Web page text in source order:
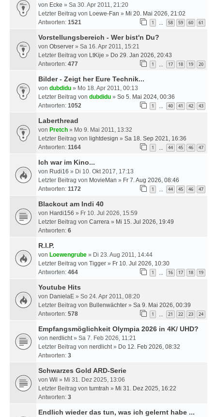
von Ecke » Sa 30. Apr 2011, 21:20
Letzter Beitrag von Loewe-Fan » Mi 20. Mai 2026, 21:02
Antworten: 1521 1 58 59 60 61
Vorstellungsbereich - Wer bist'n Du?
von Observer » Sa 16. Apr 2011, 15:21
Letzter Beitrag von LtKije » Do 29. Jan 2026, 20:43
Antworten: 477 1 17 18 19 20
Bilder - Zeigt her Eure Technik...
von dubdidu » Mo 18. Apr 2011, 00:13
Letzter Beitrag von dubdidu » So 5. Mai 2024, 00:36
Antworten: 1052 1 40 41 42 43
Laberthread
von Pretch » Mo 9. Mai 2011, 13:32
Letzter Beitrag von lightdesign » Sa 18. Sep 2021, 16:36
Antworten: 1164 1 44 45 46 47
Ich war im Kino...
von Rudi16 » Di 10. Okt 2017, 17:13
Letzter Beitrag von MovieMan » Fr 7. Aug 2026, 08:46
Antworten: 1172 1 44 45 46 47
Blackout am Indi 40
von Hardi156 » Fr 10. Jul 2026, 15:59
Letzter Beitrag von Carrera » Mi 15. Jul 2026, 19:49
Antworten: 6
R.I.P.
von Loewengrube » Di 23. Aug 2011, 14:44
Letzter Beitrag von Tigger » Fr 10. Jul 2026, 10:30
Antworten: 464 1 16 17 18 19
Youtube Hits
von DanielaE » So 24. Apr 2011, 08:20
Letzter Beitrag von Bullenwächter » Sa 9. Mai 2026, 00:39
Antworten: 578 1 21 22 23 24
Empfangsmöglichkeit Olympia 2026 in 4K/ UHD?
von nerdlicht» Sa 7. Feb 2026, 11:21
Letzter Beitrag von nerdlicht» Do 12. Feb 2026, 08:32
Antworten: 3
Schwarzes Gold ARD-Serie
von Wil » Mi 31. Dez 2025, 13:06
Letzter Beitrag von tumtrah » Mi 31. Dez 2025, 16:22
Antworten: 3
Endlich wieder das tun, was ich gelernt habe ...